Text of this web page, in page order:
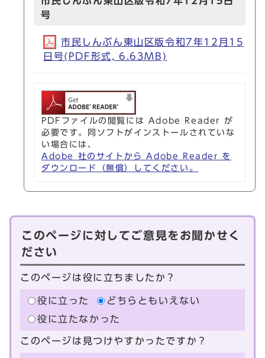
号
市民しんぶん東山区版令和7年12月15
日号(PDF形式, 6.63MB)
PDFファイルの閲覧には Adobe Reader が
必要です。同ソフトがインストールされていな
い場合には、
Adobe 社のサイトから Adobe Reader を
ダウンロード（無償）してください。
このページに対してご意見をお聞かせく
ださい
このページは役に立ちましたか？
役に立った
どちらともいえない
役に立たなかった
このページは見つけやすかったですか？